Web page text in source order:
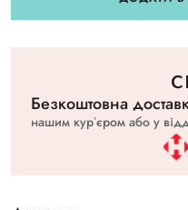
Безкоштовна
нашим курʼєром або у